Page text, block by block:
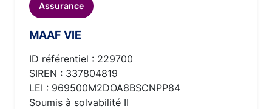
Assurance
MAAF VIE
ID référentiel : 229700
SIREN : 337804819
LEI : 969500M2DOA8BSCNPP84
Soumis à solvabilité II